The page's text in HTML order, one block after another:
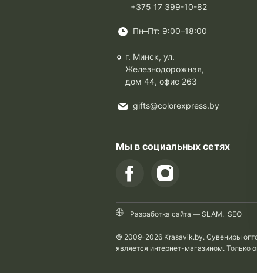
+375 17 399-10-82
Пн–Пт: 9:00–18:00
г. Минск, ул.
Железнодорожная,
дом 44, офис 263
gifts@colorexpress.by
Мы в социальных сетях
© 2009-2026 Krasavik.by. Сувениры
является интернет-магазином. Только
Разработка сайта — SLAM. SEO